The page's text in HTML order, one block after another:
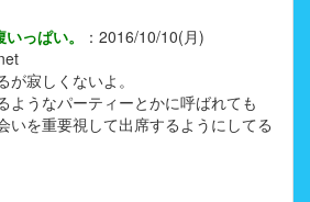
っぱい。 ： 2016/10/10(月)
寂しくないよ。
ようなパーティーとかに呼ばれても
いを重要視して出席するようにしてる